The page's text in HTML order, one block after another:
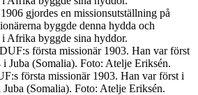
gjordes en missionsutställning på
byggde denna hydda och
Afrika byggde sina hyddor.
första missionär 1903. Han var först i
(Somalia). Foto: Atelje Eriksén.